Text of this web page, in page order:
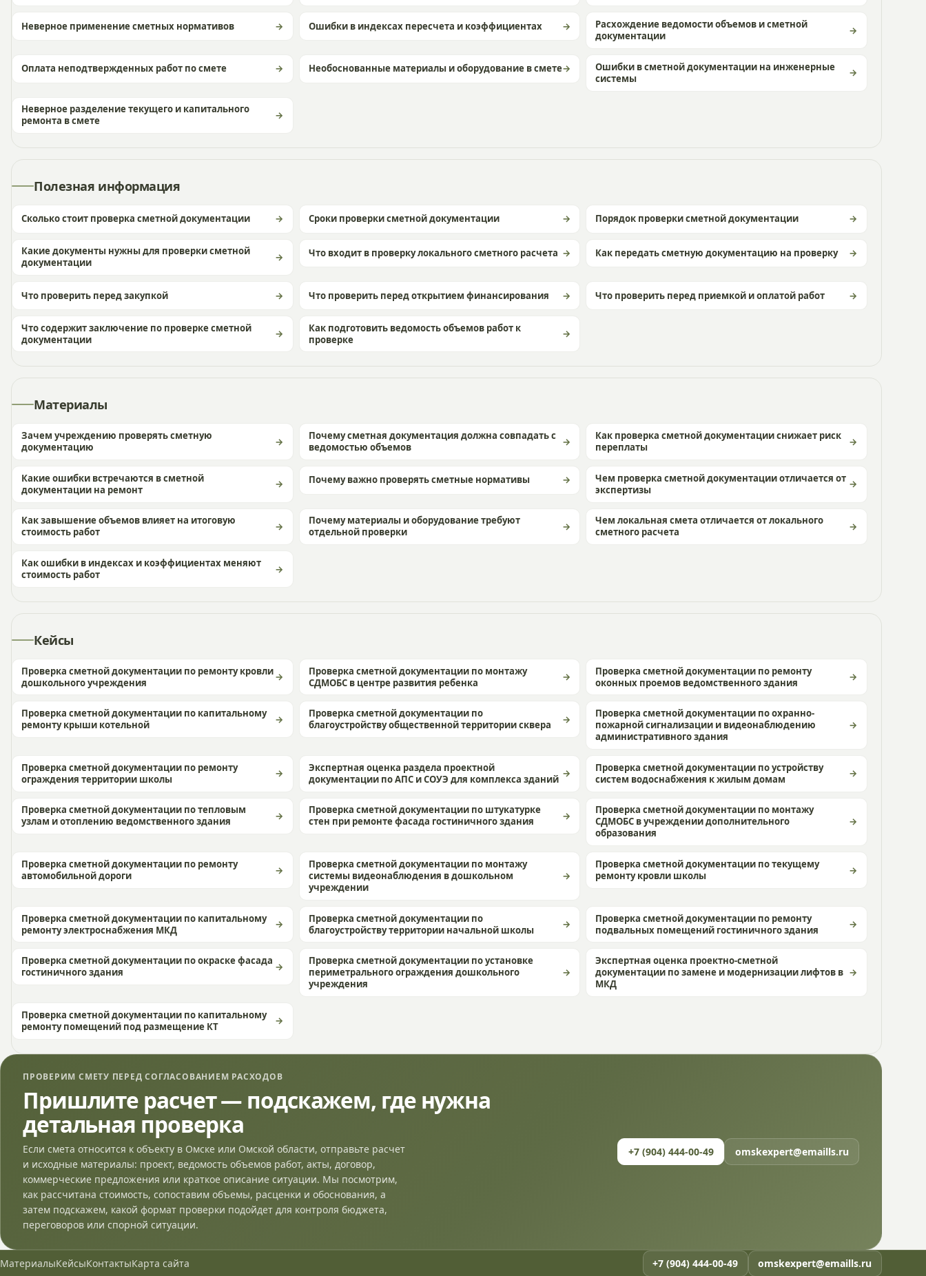
Неверное применение сметных нормативов Ошибки в индексах пересчета и коэффициентах
Расхождение ведомости объемов и сметной
документации
Оплата неподтвержденных работ по смете Необоснованные материалы и оборудование в смете
Ошибки в сметной документации на инженерные
системы
Неверное разделение текущего и капитального
ремонта в смете
Полезная информация
Сколько стоит проверка сметной документации Сроки проверки сметной документации Порядок проверки сметной документации
Какие документы нужны для проверки сметной
документации
Что входит в проверку локального сметного расчета Как передать сметную документацию на проверку
Что проверить перед закупкой Что проверить перед открытием финансирования Что проверить перед приемкой и оплатой работ
Что содержит заключение по проверке сметной
документации
Как подготовить ведомость объемов работ к
проверке
Материалы
Зачем учреждению проверять сметную
документацию
Почему сметная документация должна совпадать с
ведомостью объемов
Как проверка сметной документации снижает риск
переплаты
Какие ошибки встречаются в сметной
документации на ремонт
Почему важно проверять сметные нормативы
Чем проверка сметной документации отличается от
экспертизы
Как завышение объемов влияет на итоговую
стоимость работ
Почему материалы и оборудование требуют
отдельной проверки
Чем локальная смета отличается от локального
сметного расчета
Как ошибки в индексах и коэффициентах меняют
стоимость работ
Кейсы
Проверка сметной документации по ремонту кровли
дошкольного учреждения
Проверка сметной документации по монтажу
СДМОБС в центре развития ребенка
Проверка сметной документации по ремонту
оконных проемов ведомственного здания
Проверка сметной документации по капитальному
ремонту крыши котельной
Проверка сметной документации по
благоустройству общественной территории сквера
Проверка сметной документации по охранно-
пожарной сигнализации и видеонаблюдению
административного здания
Проверка сметной документации по ремонту
ограждения территории школы
Экспертная оценка раздела проектной
документации по АПС и СОУЭ для комплекса зданий
Проверка сметной документации по устройству
систем водоснабжения к жилым домам
Проверка сметной документации по тепловым
узлам и отоплению ведомственного здания
Проверка сметной документации по штукатурке
стен при ремонте фасада гостиничного здания
Проверка сметной документации по монтажу
СДМОБС в учреждении дополнительного
образования
Проверка сметной документации по ремонту
автомобильной дороги
Проверка сметной документации по монтажу
системы видеонаблюдения в дошкольном
учреждении
Проверка сметной документации по текущему
ремонту кровли школы
Проверка сметной документации по капитальному
ремонту электроснабжения МКД
Проверка сметной документации по
благоустройству территории начальной школы
Проверка сметной документации по ремонту
подвальных помещений гостиничного здания
Проверка сметной документации по окраске фасада
гостиничного здания
Проверка сметной документации по установке
периметрального ограждения дошкольного
учреждения
Экспертная оценка проектно-сметной
документации по замене и модернизации лифтов в
МКД
Проверка сметной документации по капитальному
ремонту помещений под размещение КТ
ПРОВЕРИМ СМЕТУ ПЕРЕД СОГЛАСОВАНИЕМ РАСХОДОВ
Пришлите расчет — подскажем, где нужна
детальная проверка
Если смета относится к объекту в Омске или Омской области, отправьте расчет
и исходные материалы: проект, ведомость объемов работ, акты, договор,
коммерческие предложения или краткое описание ситуации. Мы посмотрим,
как рассчитана стоимость, сопоставим объемы, расценки и обоснования, а
затем подскажем, какой формат проверки подойдет для контроля бюджета,
переговоров или спорной ситуации.
+7 (904) 444-00-49 omskexpert@emaills.ru
МатериалыКейсыКонтактыКарта сайта +7 (904) 444-00-49 omskexpert@emaills.ru